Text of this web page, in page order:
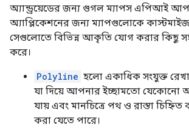
অ্যান্ড্রয়েডের জন্য গুগল ম্যাপস এপিআই
অ্যাপ্লিকেশনের জন্য ম্যাপগুলোকে
সেগুলোতে বিভিন্ন আকৃতি যোগ করার কিছু
করে।
Polyline হলো একাধিক সংযুক্ত
যা দিয়ে আপনার ইচ্ছামতো যেকোনো
যায় এবং মানচিত্রে পথ ও রাস্তা
করা যেতে পারে।